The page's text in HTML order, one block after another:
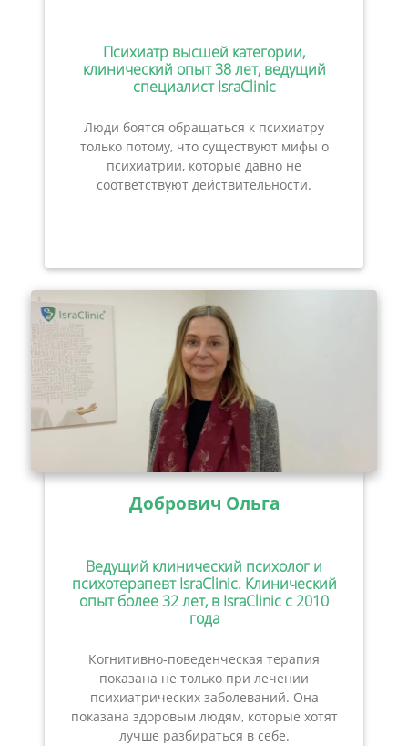
Психиатр высшей категории,
клинический опыт 38 лет, ведущий
специалист IsraClinic
Люди боятся обращаться к психиатру
только потому, что существуют мифы о
психиатрии, которые давно не
соответствуют действительности.
Добрович Ольга
Ведущий клинический психолог и
психотерапевт IsraClinic. Клинический
опыт более 32 лет, в IsraClinic с 2010
года
Когнитивно-поведенческая терапия
показана не только при лечении
психиатрических заболеваний. Она
показана здоровым людям, которые хотят
лучше разбираться в себе.